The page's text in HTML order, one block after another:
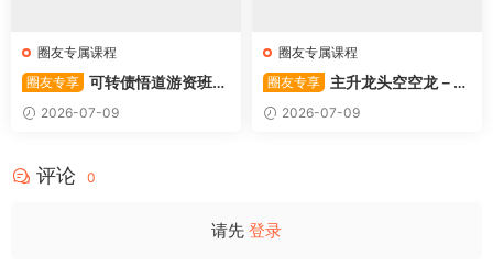
圈友专属课程
圈友专享 可转债悟道游资班出
奇系列悟道系列守正系列课程-
卓妍
2026-07-09
圈友专属课程
圈友专享
主升龙头空空龙－竞
价抢筹盘口的量化公式与十几
年的体系干货，全篇2026061
2026-07-09
评论 0
请先 登录